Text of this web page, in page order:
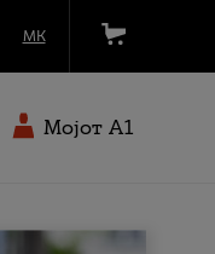
МК
Мојот A1